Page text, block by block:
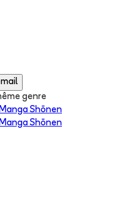
genre
Shōnen
Shōnen